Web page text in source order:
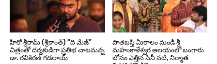
హీరో శ్రీరామ్ (శ్రీకాంత్) “ది మేజ్”
చిత్రంతో దర్శకుడిగా ప్రతిభ చాటనున్న
డా. రవికిరణ్ గడలాయ్
పాతబస్తీ మీరాలం మండి శ్రీ
మహంకాళేశ్వర ఆలయంలో బంగారు
బోనం ఎత్తిన సినీ నటి, నిర్మాత